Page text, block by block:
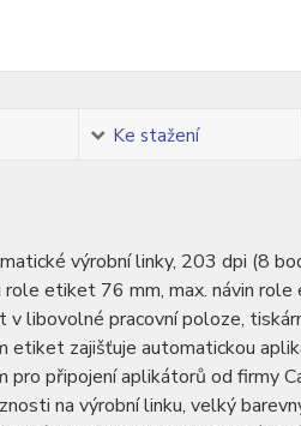
Ke stažení
výrobní linky, 203 dpi (8
etiket 76 mm, max. návin
libovolné pracovní poloze,
zajišťuje automatickou
připojení aplikátorů od firmy
na výrobní linku, velký